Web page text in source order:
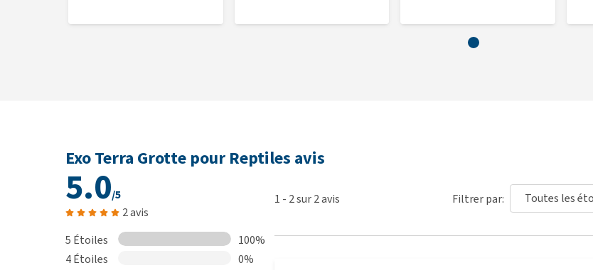
Exo Terra Grotte pour Reptiles avis
5.0/5
2 avis
5 Étoiles
100%
4 Étoiles
0%
Filtrer par:
1 - 2sur2avis